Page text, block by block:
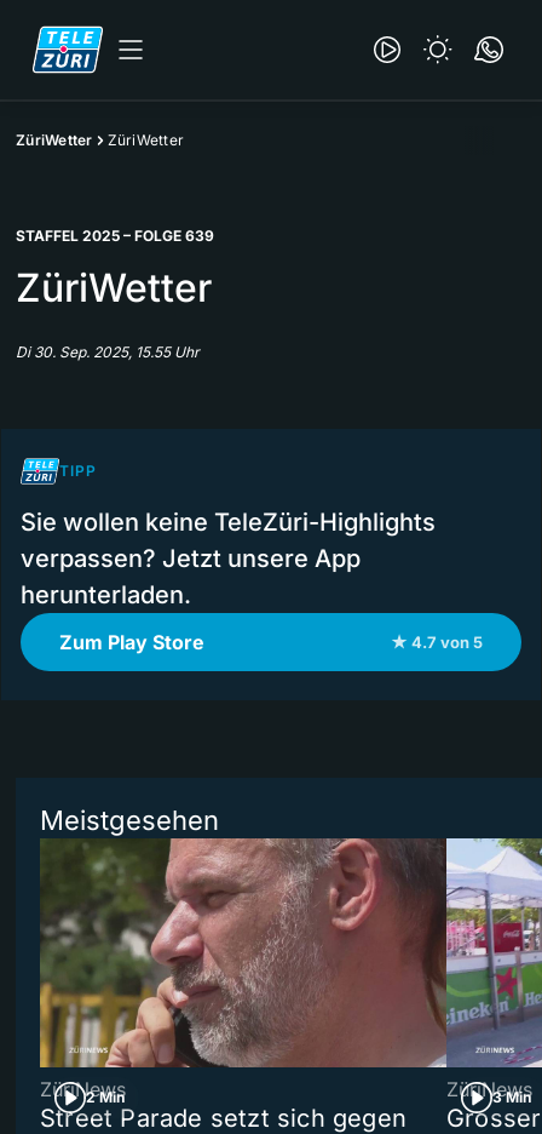
ZüriWetter ZüriWetter
STAFFEL 2025 – FOLGE 639
ZüriWetter
Di 30. Sep. 2025, 15.55 Uhr
TIPP
Sie wollen keine TeleZüri-Highlights
verpassen? Jetzt unsere App
herunterladen.
Zum Play Store ★ 4.7 von 5
Meistgesehen
2 Min
ZüriNews
Street Parade setzt sich gegen
3 Min
ZüriNews